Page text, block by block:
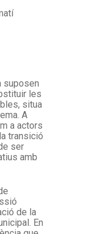
suposen
les
situa
A
a actors
transició
ser
amb
de la
En